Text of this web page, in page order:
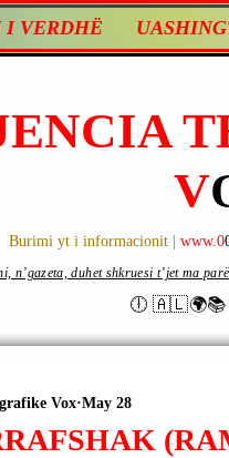
VERDHË
V
Burimi yt i informacionit | www.0
🕕 🇦🇱🌍📚
n’gazeta, duhet shkruesi t’jet ma
Vox May 28